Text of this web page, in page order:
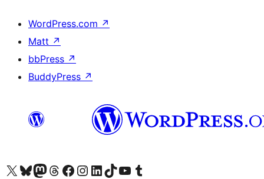
WordPress.com ↗
Matt ↗
bbPress ↗
BuddyPress ↗
Visiteu el nostre compte X (abans Twitter)
Visiteu el nostre compte de Bluesky
Visiteu el nostre compte al Mastodon
Visiteu el nostre compte de Threads
Visiteu la nostra pàgina al Facebook
Visiteu el nostre compte d'Instagram
Visiteu el nostre compte de LinkedIn
Visiteu el nostre compte de TikTok
Visiteu el nostre canal al YouTube
Visiteu el nostre compte de Tumblr